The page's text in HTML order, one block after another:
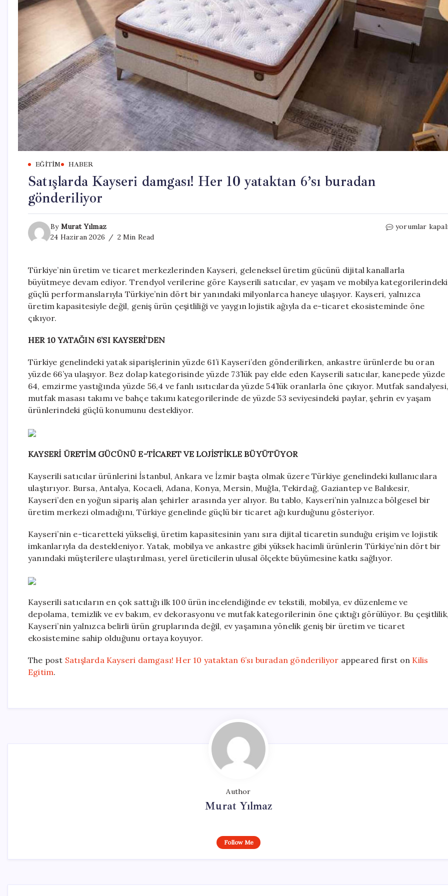
EĞITIM HABER
Satışlarda Kayseri damgası! Her 10 yataktan 6’sı buradan
gönderiliyor
By Murat Yılmaz
24 Haziran 2026
2 Min Read
Satışlarda
10
yataktan
6’sı
buradan
gönderiliyor
yorumlar
Türkiye’nin üretim ve ticaret merkezlerinden Kayseri, geleneksel üretim gücünü dijital kanallarla
büyütmeye devam ediyor. Trendyol verilerine göre Kayserili satıcılar, ev yaşam ve mobilya kategorilerindeki
güçlü performanslarıyla Türkiye’nin dört bir yanındaki milyonlarca haneye ulaşıyor. Kayseri, yalnızca
üretim kapasitesiyle değil, geniş ürün çeşitliliği ve yaygın lojistik ağıyla da e-ticaret ekosisteminde öne
çıkıyor.
HER 10 YATAĞIN 6’SI KAYSERİ’DEN
Türkiye genelindeki yatak siparişlerinin yüzde 61’i Kayseri’den gönderilirken, ankastre ürünlerde bu oran
yüzde 66’ya ulaşıyor. Bez dolap kategorisinde yüzde 73’lük pay elde eden Kayserili satıcılar, kanepede yüzde
64, emzirme yastığında yüzde 56,4 ve fanlı ısıtıcılarda yüzde 54’lük oranlarla öne çıkıyor. Mutfak
mutfak masası takımı ve bahçe takımı kategorilerinde de yüzde 53 seviyesindeki paylar, şehrin ev yaşam
ürünlerindeki güçlü konumunu destekliyor.
KAYSERİ ÜRETİM GÜCÜNÜ E-TİCARET VE LOJİSTİKLE BÜYÜTÜYOR
Kayserili satıcılar ürünlerini İstanbul, Ankara ve İzmir başta olmak üzere Türkiye genelindeki kullanıcılara
ulaştırıyor. Bursa, Antalya, Kocaeli, Adana, Konya, Mersin, Muğla, Tekirdağ, Gaziantep ve Balıkesir,
Kayseri’den en yoğun sipariş alan şehirler arasında yer alıyor. Bu tablo, Kayseri’nin yalnızca bölgesel bir
üretim merkezi olmadığını, Türkiye genelinde güçlü bir ticaret ağı kurduğunu gösteriyor.
Kayseri’nin e-ticaretteki yükselişi, üretim kapasitesinin yanı sıra dijital ticaretin sunduğu erişim ve lojistik
imkanlarıyla da destekleniyor. Yatak, mobilya ve ankastre gibi yüksek hacimli ürünlerin Türkiye’nin dört bir
yanındaki müşterilere ulaştırılması, yerel üreticilerin ulusal ölçekte büyümesine katkı sağlıyor.
Kayserili satıcıların en çok sattığı ilk 100 ürün incelendiğinde ev tekstili, mobilya, ev düzenleme ve
depolama, temizlik ve ev bakım, ev dekorasyonu ve mutfak kategorilerinin öne çıktığı görülüyor. Bu
Kayseri’nin yalnızca belirli ürün gruplarında değil, ev yaşamına yönelik geniş bir üretim ve ticaret
ekosistemine sahip olduğunu ortaya koyuyor.
The post Satışlarda Kayseri damgası! Her 10 yataktan 6’sı buradan gönderiliyor appeared first on Kilis
Egitim.
Author
Murat Yılmaz
Follow Me